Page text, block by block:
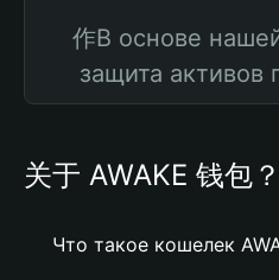
作В основе
защита активов
关于 AWAKE 钱包？
Что такое кошелек